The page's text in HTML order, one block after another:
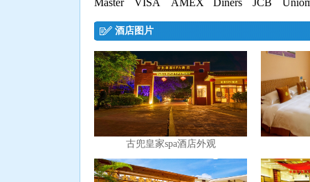
酒店图片
古兜皇家spa酒店外观